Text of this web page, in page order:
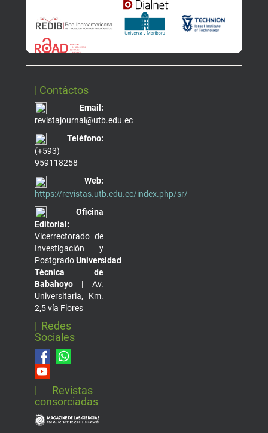
| Contáctos
Email:
revistajournal@utb.edu.ec
Teléfono:
(+593)
959118258
Web:
https://revistas.utb.edu.ec/index.php/sr/
Oficina
Editorial:
Vicerrectorado de
Investigación y
PostgradoUniversidad
Técnica de
Babahoyo | Av.
Universitaria, Km.
2,5 vía Flores
| Redes
Sociales
| Revistas
consorciadas